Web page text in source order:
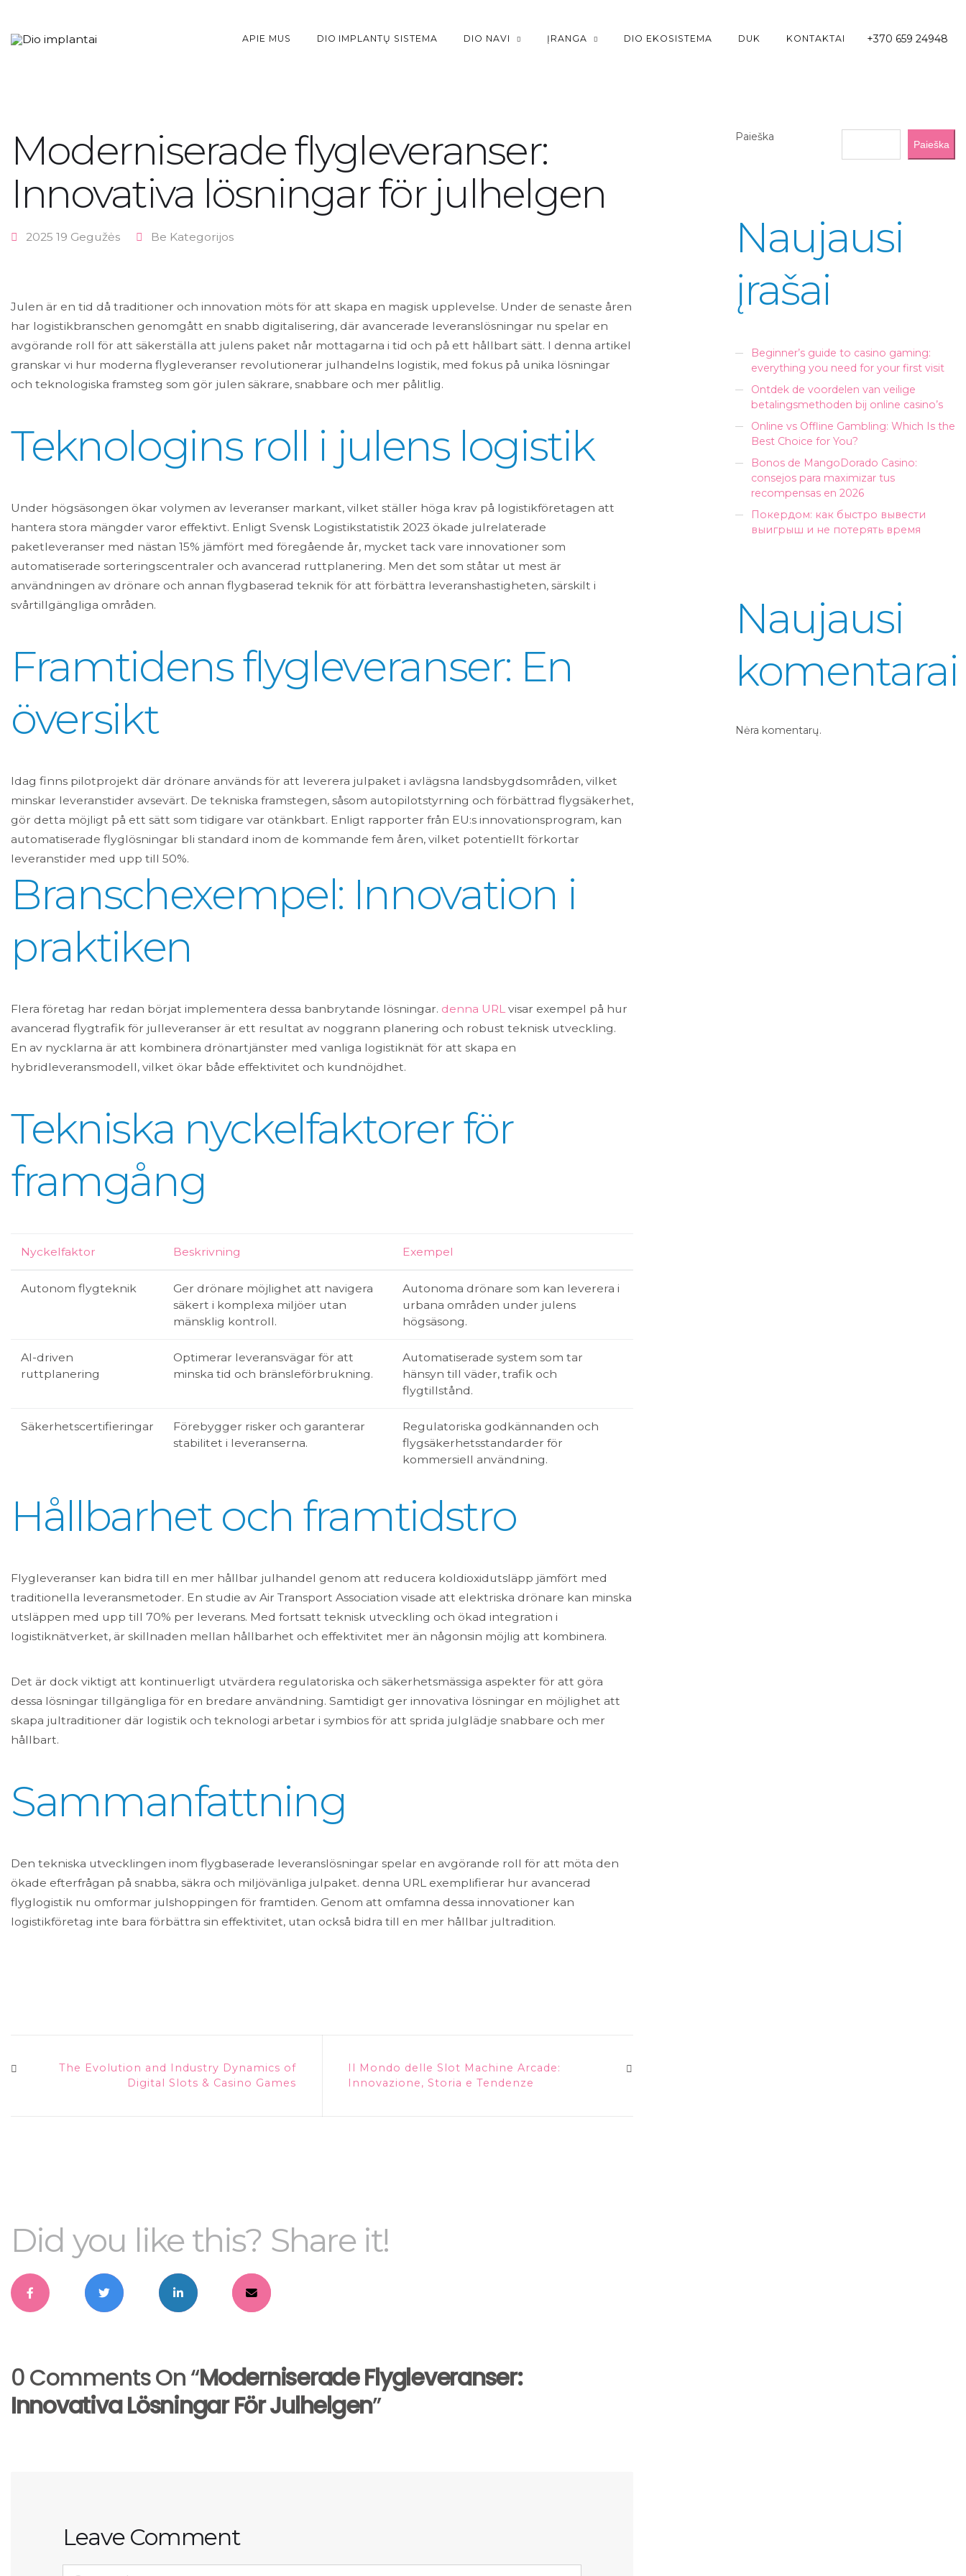
APIE MUS DIO IMPLANTŲ SISTEMA DIO NAVI ĮRANGA DIO EKOSISTEMA DUK KONTAKTAI +370 659 24948
Moderniserade flygleveranser:
Innovativa lösningar för julhelgen
2025 19 Gegužės Be Kategorijos
Julen är en tid då traditioner och innovation möts för att skapa en magisk upplevelse. Under de senaste åren
har logistikbranschen genomgått en snabb digitalisering, där avancerade leveranslösningar nu spelar en
avgörande roll för att säkerställa att julens paket når mottagarna i tid och på ett hållbart sätt. I denna artikel
granskar vi hur moderna flygleveranser revolutionerar julhandelns logistik, med fokus på unika lösningar
och teknologiska framsteg som gör julen säkrare, snabbare och mer pålitlig.
Teknologins roll i julens logistik
Under högsäsongen ökar volymen av leveranser markant, vilket ställer höga krav på logistikföretagen att
hantera stora mängder varor effektivt. Enligt Svensk Logistikstatistik 2023 ökade julrelaterade
paketleveranser med nästan 15% jämfört med föregående år, mycket tack vare innovationer som
automatiserade sorteringscentraler och avancerad ruttplanering. Men det som ståtar ut mest är
användningen av drönare och annan flygbaserad teknik för att förbättra leveranshastigheten, särskilt i
svårtillgängliga områden.
Framtidens flygleveranser: En
översikt
Idag finns pilotprojekt där drönare används för att leverera julpaket i avlägsna landsbygdsområden, vilket
minskar leveranstider avsevärt. De tekniska framstegen, såsom autopilotstyrning och förbättrad flygsäkerhet,
gör detta möjligt på ett sätt som tidigare var otänkbart. Enligt rapporter från EU:s innovationsprogram, kan
automatiserade flyglösningar bli standard inom de kommande fem åren, vilket potentiellt förkortar
leveranstider med upp till 50%.
Branschexempel: Innovation i
praktiken
Flera företag har redan börjat implementera dessa banbrytande lösningar. denna URL visar exempel på hur
avancerad flygtrafik för julleveranser är ett resultat av noggrann planering och robust teknisk utveckling.
En av nycklarna är att kombinera drönartjänster med vanliga logistiknät för att skapa en
hybridleveransmodell, vilket ökar både effektivitet och kundnöjdhet.
Tekniska nyckelfaktorer för
framgång
Nyckelfaktor Beskrivning Exempel
Autonom flygteknik
Ger drönare möjlighet att navigera
säkert i komplexa miljöer utan
mänsklig kontroll.
Autonoma drönare som kan leverera i
urbana områden under julens
högsäsong.
AI-driven
ruttplanering
Optimerar leveransvägar för att
minska tid och bränsleförbrukning.
Automatiserade system som tar
hänsyn till väder, trafik och
flygtillstånd.
Säkerhetscertifieringar
Förebygger risker och garanterar
stabilitet i leveranserna.
Regulatoriska godkännanden och
flygsäkerhetsstandarder för
kommersiell användning.
Hållbarhet och framtidstro
Flygleveranser kan bidra till en mer hållbar julhandel genom att reducera koldioxidutsläpp jämfört med
traditionella leveransmetoder. En studie av Air Transport Association visade att elektriska drönare kan minska
utsläppen med upp till 70% per leverans. Med fortsatt teknisk utveckling och ökad integration i
logistiknätverket, är skillnaden mellan hållbarhet och effektivitet mer än någonsin möjlig att kombinera.
Det är dock viktigt att kontinuerligt utvärdera regulatoriska och säkerhetsmässiga aspekter för att göra
dessa lösningar tillgängliga för en bredare användning. Samtidigt ger innovativa lösningar en möjlighet att
skapa jultraditioner där logistik och teknologi arbetar i symbios för att sprida julglädje snabbare och mer
hållbart.
Sammanfattning
Den tekniska utvecklingen inom flygbaserade leveranslösningar spelar en avgörande roll för att möta den
ökade efterfrågan på snabba, säkra och miljövänliga julpaket. denna URL exemplifierar hur avancerad
flyglogistik nu omformar julshoppingen för framtiden. Genom att omfamna dessa innovationer kan
logistikföretag inte bara förbättra sin effektivitet, utan också bidra till en mer hållbar jultradition.
The Evolution and Industry Dynamics of
Digital Slots & Casino Games
Il Mondo delle Slot Machine Arcade:
Innovazione, Storia e Tendenze
Did you like this? Share it!
0 Comments On “Moderniserade Flygleveranser:
Innovativa Lösningar För Julhelgen”
Leave Comment
<b>Comment</b> ( * )
Paieška
Paieška
Naujausi
įrašai
Beginner’s guide to casino gaming:
everything you need for your first visit
Ontdek de voordelen van veilige
betalingsmethoden bij online casino’s
Online vs Offline Gambling: Which Is the
Best Choice for You?
Bonos de MangoDorado Casino:
consejos para maximizar tus
recompensas en 2026
Покердом: как быстро вывести
выигрыш и не потерять время
Naujausi
komentarai
Nėra komentarų.